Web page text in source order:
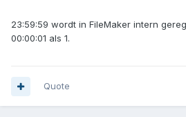
23:59:59 wordt in FileMaker intern
00:00:01 als 1.
Quote